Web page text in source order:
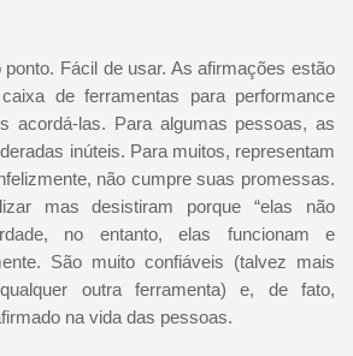
Fácil de usar. As afirmações estão
de ferramentas para performance
acordá-las. Para algumas pessoas, as
inúteis. Para muitos, representam
não cumpre suas promessas.
mas desistiram porque “elas não
no entanto, elas funcionam e
São muito confiáveis (talvez mais
outra ferramenta) e, de fato,
na vida das pessoas.